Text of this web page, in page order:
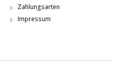
Zahlungsarten
Impressum